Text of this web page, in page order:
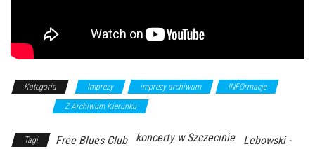
Kategoria Imprezy imprezy archiwum
INFOrmacje
Z Archiwum Kierunku
Tagi Free Blues Club koncerty w Szczecinie
Lebowski -